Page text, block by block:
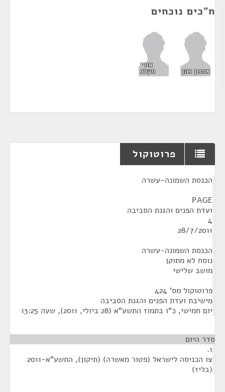
ח"כים נוכחים
אמנון כהן
אורי
מקלב
פרוטוקול
הכנסת השמונה-עשרה
PAGE
ועדת הפנים והגנת הסביבה
4
28/7/2011
הכנסת השמונה-עשרה
נוסח לא מתוקן
מושב שלישי
פרוטוקול מס' 424
מישיבת ועדת הפנים והגנת הסביבה
‏יום חמישי, כ"ו בתמוז התשע"א (‏28 ביולי, 2011), שעה 13:25
סדר היום
1.
צו הכניסה לישראל (פטור מאשרה) (תיקון), התשע"א-2011
(בליז)